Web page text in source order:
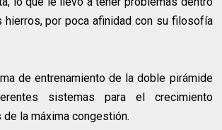
hierros, por poca afinidad con su filosofía
de entrenamiento de la doble pirámide
sistemas para el crecimiento
de la máxima congestión.